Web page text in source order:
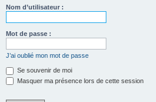
Nom d’utilisateur :
Mot de passe :
J’ai oublié mon mot de passe
Se souvenir de moi
Masquer ma présence lors de cette session